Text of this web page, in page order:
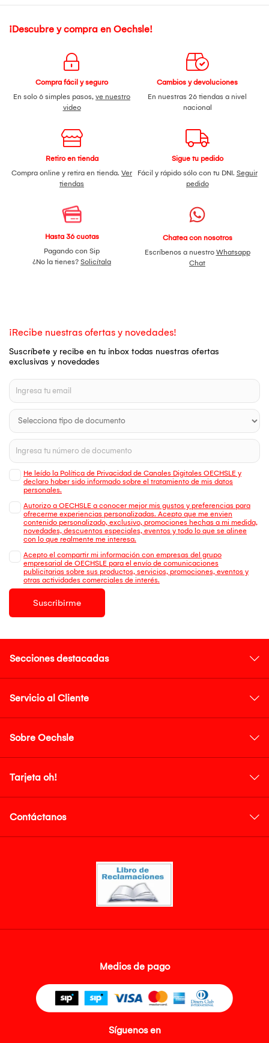
¡Descubre y compra en Oechsle!
Compra fácil y seguro
En solo 6 simples pasos, ve nuestro
video
Cambios y devoluciones
En nuestras 26 tiendas a nivel
nacional
Retiro en tienda
Compra online y retira en tienda. Ver
tiendas
Sigue tu pedido
Fácil y rápido sólo con tu DNI. Seguir
pedido
Hasta 36 cuotas
Pagando con Sip
¿No la tienes? Solicítala
Chatea con nosotros
Escríbenos a nuestro Whatsapp
Chat
¡Recibe nuestras ofertas y novedades!
Suscríbete y recibe en tu inbox todas nuestras ofertas
exclusivas y novedades
He leído la Política de Privacidad de Canales Digitales OECHSLE y
declaro haber sido informado sobre el tratamiento de mis datos
personales.
Autorizo a OECHSLE a conocer mejor mis gustos y preferencias para
ofrecerme experiencias personalizadas. Acepto que me envien
contenido personalizado, exclusivo, promociones hechas a mi medida,
novedades, descuentos especiales, eventos y todo lo que se alinee
con lo que realmente me interesa.
Acepto el compartir mi información con empresas del grupo
empresarial de OECHSLE para el envío de comunicaciones
publicitarias sobre sus productos, servicios, promociones, eventos y
otras actividades comerciales de interés.
Suscribirme
Secciones destacadas
Servicio al Cliente
Sobre Oechsle
Tarjeta oh!
Contáctanos
Medios de pago
Síguenos en